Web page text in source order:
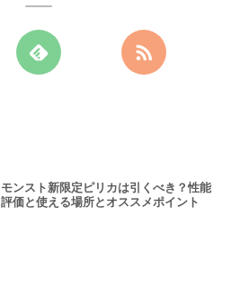
モンスト新限定ピリカは引くべき？性能
評価と使える場所とオススメポイント